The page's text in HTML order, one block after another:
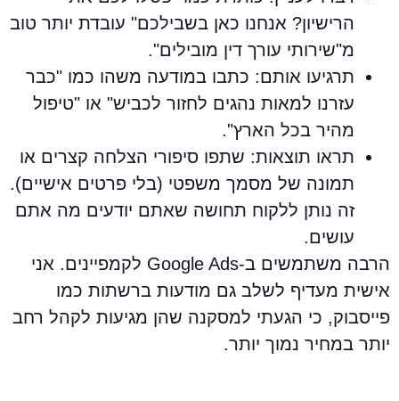
הרישיון? אנחנו כאן בשבילכם" עובדת יותר טוב
מ"שירותי עורך דין מובילים".
תרגיעו אותם: כתבו במודעה משהו כמו "כבר
עזרנו למאות נהגים לחזור לכביש" או "טיפול
מהיר בכל הארץ".
תראו תוצאות: שתפו סיפורי הצלחה קצרים או
תמונה של מסמך משפטי (בלי פרטים אישיים).
זה נותן ללקוח תחושה שאתם יודעים מה אתם
עושים.
הרבה משתמשים ב-Google Ads לקמפיינים. אני
אישית מעדיף לשלב גם מודעות ברשתות כמו
פייסבוק, כי הגעתי למסקנה שהן מגיעות לקהל רחב
יותר במחיר נמוך יותר.